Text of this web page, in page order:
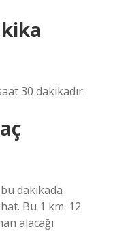
30 dakikadır.
dakikada
Bu 1 km. 12
alacağı